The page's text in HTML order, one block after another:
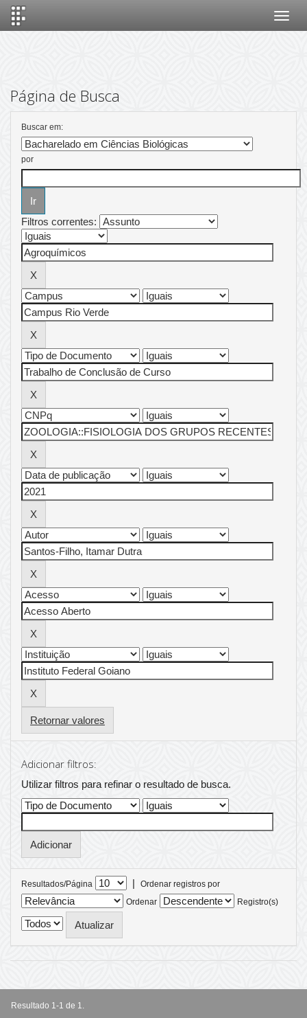
Página de Busca
Buscar em:
por
Filtros correntes:
Retornar valores
Adicionar filtros:
Utilizar filtros para refinar o resultado de busca.
Resultados/Página |
Ordenar registros por
Ordenar
Registro(s)
Resultado 1-1 de 1.